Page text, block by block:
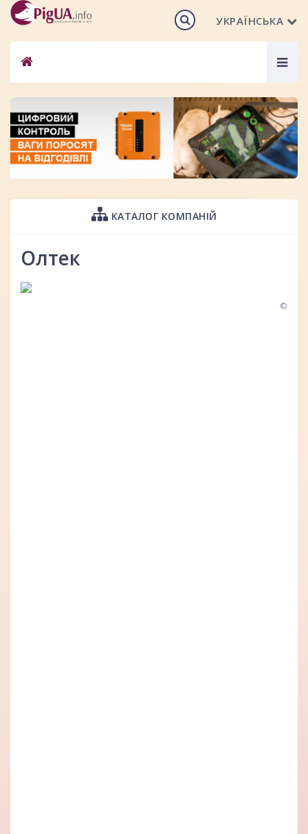
УКРАЇНСЬКА
КАТАЛОГ КОМПАНІЙ
Олтек
©